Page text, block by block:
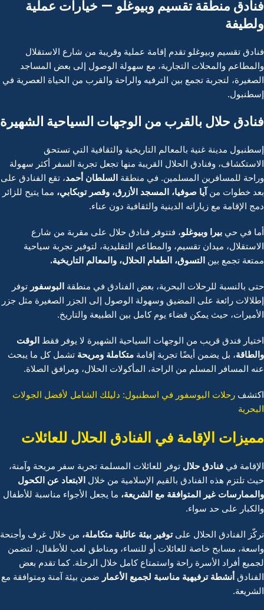
فنادق منطقة تقسيم وبيوغلو — خيارات عملية
ولطيفة
فنادق تقسيم وبيوغلو تقدم إقامة عملية وقريبة من شارع الاستقلال
والمطاعم والمحلات التجارية، مع سهولة الوصول إلى بعض المساجد
الصغيرة، لتجربة تجمع بين الترفيه والراحة والقرب من الحياة العصرية في
إسطنبول.
فنادق حلال بالقرب من الوجهات السياحية الشهيرة
إسطنبول مدينة غنية بالمعالم التاريخية والثقافية التي تستحق
الاستكشاف، وفنادق الحلال القريبة منها تجعل تجربة السفر أكثر سهولة
وراحة للمسافرين المسلمين. في منطقة السلطان أحمد، تقع الفنادق على
بعد خطوات من آيا صوفيا، المسجد الأزرق، وقصر توبكابي، مما يتيح للزائر
دمج الإقامة مع زياراته الدينية والثقافية دون عناء.
أما في حي بيرا وبيوغلو، فتتوفر فنادق حلال على مقربة من شارع
الاستقلال، ميدان تقسيم، والمطاعم التقليدية، لتوفير تجربة سياحية
ممتعة تجمع بين التسوق، الطعام الحلال، والمعالم التاريخية.
حتى بالنسبة للرحلات البحرية، بعض الفنادق في منطقة البوسفور توفر
إطلالات رائعة على المضيق وسهولة الوصول إلى الجزر الصغيرة مثل جزر
الأميرات، حيث يمكن قضاء يوم كامل بين الطبيعة والتاريخ.
اختيار فندق قريب من الوجهات السياحية الشهيرة لا يوفر فقط الوقت
والطاقة، بل يضمن أيضًا تجربة إقامة متكاملة ومريحة تشمل كل ما يبحث
عنه المسافر المسلم من الراحة، المأكولات الحلال، ومرافق الصلاة.
اكتشف رحلات البوسفور في اسطنبول: دليلك الشامل لأفضل الجولات
البحرية
مميزات الإقامة في الفنادق الحلال للعائلات
الإقامة في فنادق حلال توفر للعائلات المسلمة تجربة سفر مريحة وآمنة،
حيث تلتزم هذه الفنادق بالقيم الإسلامية من خلال الابتعاد عن الكحول
والممارسات غير المتوافقة مع الشريعة، ما يجعل الأجواء مناسبة للأطفال
والكبار على حد سواء.
تركّز الفنادق الحلال علىتوفير بيئة عائلية متكاملة، من خلال غرف وأجنحة
واسعة، مسابح خاصة للعائلات أو للنساء، ومناطق لعب للأطفال، لتضمن
لجميع أفراد الأسرة راحة واستمتاع كامل خلال الرحلة. كما تقدم بعض
الفنادق أنشطة ترفيهية مناسبة لجميع الأعمار ضمن بيئة آمنة ومتوافقة مع
الشريعة.